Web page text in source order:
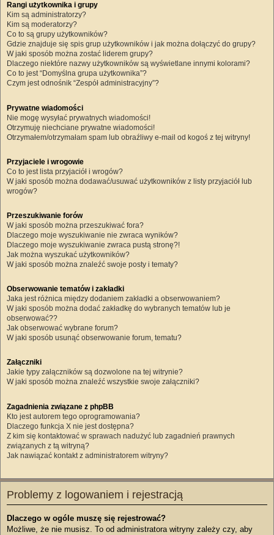
Rangi użytkownika i grupy
Kim są administratorzy?
Kim są moderatorzy?
Co to są grupy użytkowników?
Gdzie znajduje się spis grup użytkowników i jak można dołączyć do grupy?
W jaki sposób można zostać liderem grupy?
Dlaczego niektóre nazwy użytkowników są wyświetlane innymi kolorami?
Co to jest “Domyślna grupa użytkownika”?
Czym jest odnośnik “Zespół administracyjny”?
Prywatne wiadomości
Nie mogę wysyłać prywatnych wiadomości!
Otrzymuję niechciane prywatne wiadomości!
Otrzymałem/otrzymałam spam lub obraźliwy e-mail od kogoś z tej witryny!
Przyjaciele i wrogowie
Co to jest lista przyjaciół i wrogów?
W jaki sposób można dodawać/usuwać użytkowników z listy przyjaciół lub
wrogów?
Przeszukiwanie forów
W jaki sposób można przeszukiwać fora?
Dlaczego moje wyszukiwanie nie zwraca wyników?
Dlaczego moje wyszukiwanie zwraca pustą stronę?!
Jak można wyszukać użytkowników?
W jaki sposób można znaleźć swoje posty i tematy?
Obserwowanie tematów i zakładki
Jaka jest różnica między dodaniem zakładki a obserwowaniem?
W jaki sposób można dodać zakładkę do wybranych tematów lub je
obserwować??
Jak obserwować wybrane forum?
W jaki sposób usunąć obserwowanie forum, tematu?
Załączniki
Jakie typy załączników są dozwolone na tej witrynie?
W jaki sposób można znaleźć wszystkie swoje załączniki?
Zagadnienia związane z phpBB
Kto jest autorem tego oprogramowania?
Dlaczego funkcja X nie jest dostępna?
Z kim się kontaktować w sprawach nadużyć lub zagadnień prawnych
związanych z tą witryną?
Jak nawiązać kontakt z administratorem witryny?
Problemy z logowaniem i rejestracją
Dlaczego w ogóle muszę się rejestrować?
Możliwe, że nie musisz. To od administratora witryny zależy czy, aby